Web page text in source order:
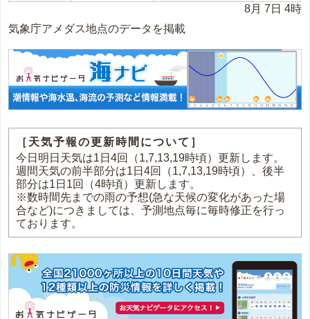
8月 7日 4時
気象庁アメダス地点のデータを掲載
［天気予報の更新時間について］
今日明日天気は1日4回（1,7,13,19時頃）更新します。
週間天気の前半部分は1日4回（1,7,13,19時頃）、後半
部分は1日1回（4時頃）更新します。
※数時間先までの雨の予想(急な天候の変化があった場
合など)につきましては、予測地点毎に毎時修正を行っ
ております。